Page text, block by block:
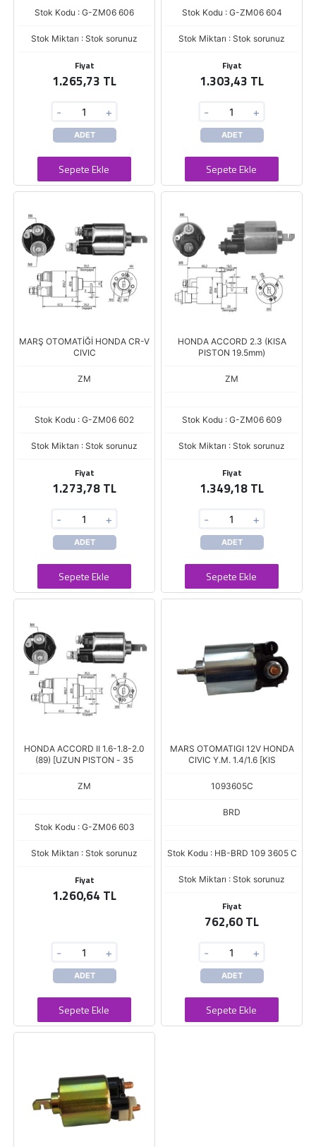
Stok Kodu : G-ZM06 606
Stok Miktarı : Stok sorunuz
Fiyat
1.265,73 TL
- +
ADET
Sepete Ekle
Stok Kodu : G-ZM06 604
Stok Miktarı : Stok sorunuz
Fiyat
1.303,43 TL
- +
ADET
Sepete Ekle
MARŞ OTOMATİĞİ HONDA CR-V
CIVIC
ZM
Stok Kodu : G-ZM06 602
Stok Miktarı : Stok sorunuz
Fiyat
1.273,78 TL
- +
ADET
Sepete Ekle
HONDA ACCORD 2.3 (KISA
PISTON 19.5mm)
ZM
Stok Kodu : G-ZM06 609
Stok Miktarı : Stok sorunuz
Fiyat
1.349,18 TL
- +
ADET
Sepete Ekle
HONDA ACCORD II 1.6-1.8-2.0
(89) [UZUN PISTON - 35
ZM
Stok Kodu : G-ZM06 603
Stok Miktarı : Stok sorunuz
Fiyat
1.260,64 TL
- +
ADET
Sepete Ekle
MARS OTOMATIGI 12V HONDA
CIVIC Y.M. 1.4/1.6 [KIS
1093605C
BRD
Stok Kodu : HB-BRD 109 3605 C
Stok Miktarı : Stok sorunuz
Fiyat
762,60 TL
- +
ADET
Sepete Ekle